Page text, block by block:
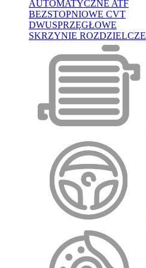
AUTOMATYCZNE ATF
BEZSTOPNIOWE CVT
DWUSPRZĘGŁOWE
SKRZYNIE ROZDZIELCZE